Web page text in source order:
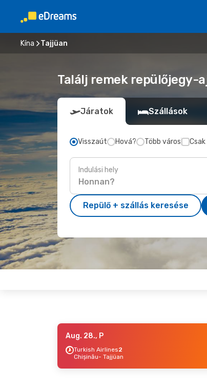
Kína Tajjüan
Találj remek repülőjegy-
Járatok Szállások
Visszaút Hová? Több város
Indulási hely
Repülő + szállás keresése
Aug. 28., P
Turkish Airlines2
Chișinău- Tajjüan